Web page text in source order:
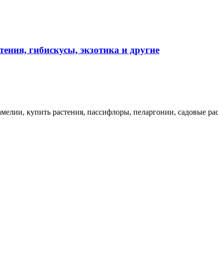
гибискусы, экзотика и другие